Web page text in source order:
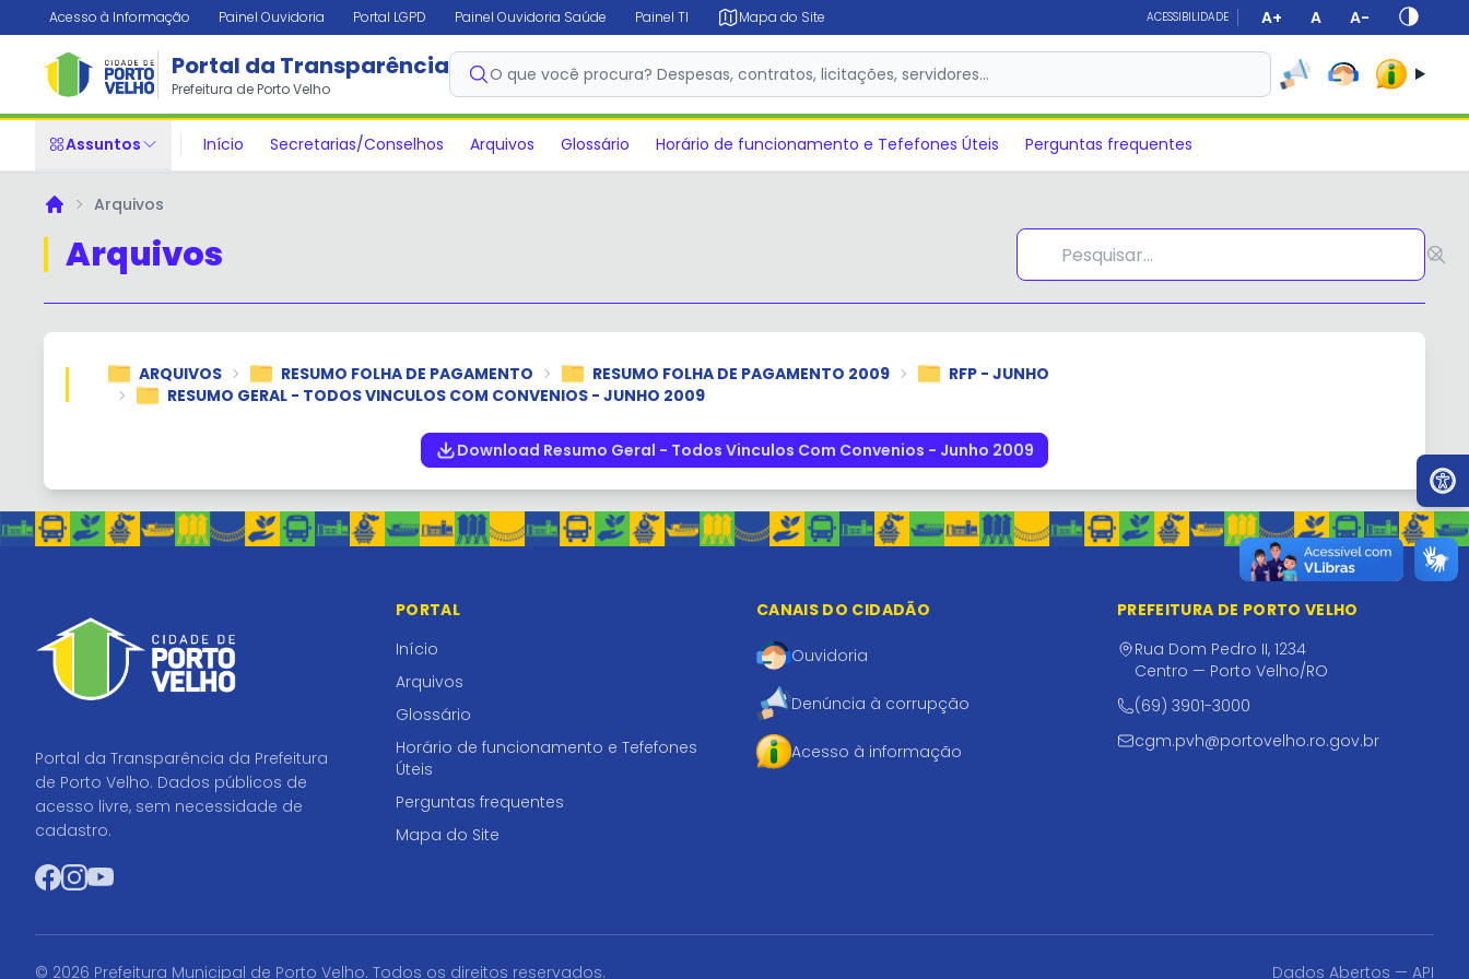
Acesso à Informação Painel Ouvidoria Portal LGPD Painel Ouvidoria Saúde Painel TI Mapa do Site ACESSIBILIDADE A+ A A-
Portal da Transparência
Prefeitura de Porto Velho
O que você procura? Despesas, contratos, licitações, servidores…
Assuntos Início Secretarias/Conselhos Arquivos Glossário Horário de funcionamento e Tefefones Úteis Perguntas frequentes
PrincipalArquivos
Arquivos
ARQUIVOS RESUMO FOLHA DE PAGAMENTO RESUMO FOLHA DE PAGAMENTO 2009
RFP - JUNHO
RESUMO GERAL - TODOS VINCULOS COM CONVENIOS - JUNHO 2009
Download Resumo Geral - Todos Vinculos Com Convenios - Junho 2009
Portal da Transparência da Prefeitura
de Porto Velho. Dados públicos de
acesso livre, sem necessidade de
cadastro.
Facebook
Instagram
YouTube
PORTAL
Início
Arquivos
Glossário
Horário de funcionamento e Tefefones
Úteis
Perguntas frequentes
Mapa do Site
CANAIS DO CIDADÃO
Ouvidoria
Denúncia à corrupção
Acesso à informação
PREFEITURA DE PORTO VELHO
Rua Dom Pedro II, 1234
Centro — Porto Velho/RO
(69) 3901-3000
cgm.pvh@portovelho.ro.gov.br
© 2026 Prefeitura Municipal de Porto Velho. Todos os direitos reservados. Dados Abertos — API
✕
Ir